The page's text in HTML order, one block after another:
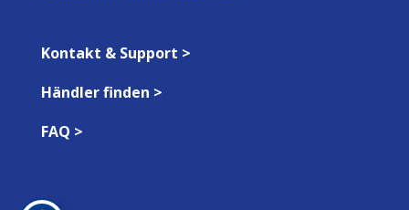
Kontakt & Support >
Händler finden >
FAQ >